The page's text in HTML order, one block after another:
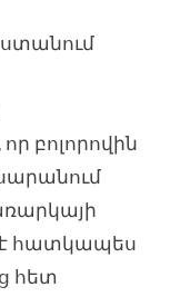
բոլորովին
է հատկապես
հետ